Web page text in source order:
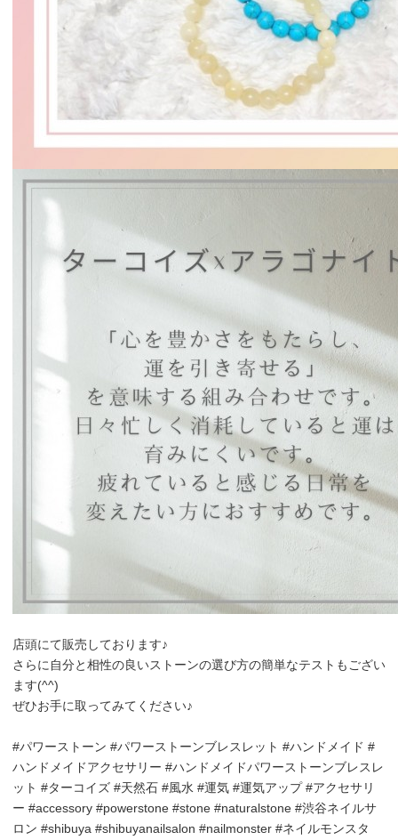
店頭にて販売しております♪
さらに自分と相性の良いストーンの選び方の簡単なテストもござい
ます(^^)
ぜひお手に取ってみてください♪
#パワーストーン #パワーストーンブレスレット #ハンドメイド #
ハンドメイドアクセサリー #ハンドメイドパワーストーンブレスレ
ット #ターコイズ #天然石 #風水 #運気 #運気アップ #アクセサリ
ー #accessory #powerstone #stone #naturalstone #渋谷ネイルサ
ロン #shibuya #shibuyanailsalon #nailmonster #ネイルモンスタ